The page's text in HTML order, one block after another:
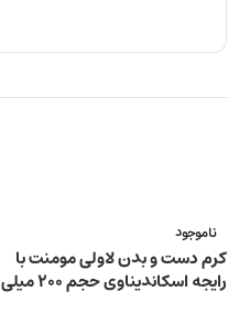
ناموجود
کرم دست و بدن لاولی مومنت با
رایجه اسکاندیناوی حجم ۲۰۰ میلی